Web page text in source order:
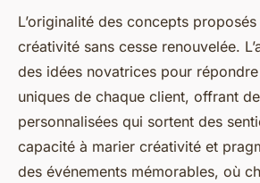
L’originalité des concepts proposés
créativité sans cesse renouvelée.
des idées novatrices pour
uniques de chaque client, offrant
personnalisées qui sortent des
capacité à marier créativité et
des événements mémorables, où